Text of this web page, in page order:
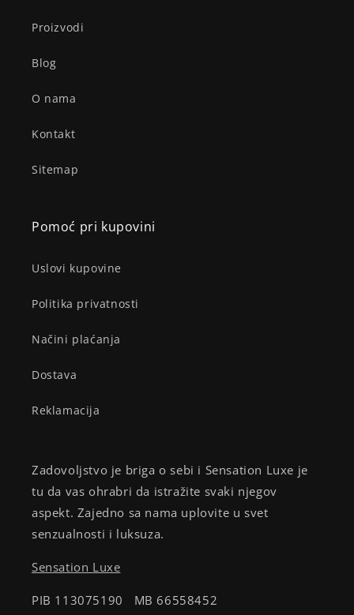
Proizvodi
Blog
O nama
Kontakt
Sitemap
Pomoć pri kupovini
Uslovi kupovine
Politika privatnosti
Načini plaćanja
Dostava
Reklamacija
Zadovoljstvo je briga o sebi i Sensation Luxe je
tu da vas ohrabri da istražite svaki njegov
aspekt. Zajedno sa nama uplovite u svet
senzualnosti i luksuza.
Sensation Luxe
PIB 113075190 MB 66558452